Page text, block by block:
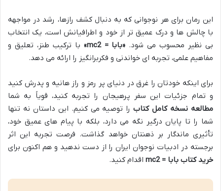
این رمان برای هر نوجوانی که به دنبال کشف رازها، رشد در مواجهه
با چالش ها و درک عمیق تر از خود و اطرافیانش است، یک انتخاب
بی نظیر محسوب می شود. «بابا = mc2»
با ترکیب طنز، تعلیق و
مفاهیم علمی، تجربه ای خواندنی و فکربرانگیز را ارائه می دهد.
برای اینکه خودتان را غرق در دنیای پر رمز و راز هانیه و پدرش کنید
و تمام جزئیات این سفر پرهیجان را تجربه کنید، قویاً به شما
مطالعه نسخه کامل کتابرا توصیه می کنیم. این داستان نه تنها
شما را تا پایان درگیر نگه می دارد، بلکه با پیام های عمیق خود،
تأثیری ماندگار بر ذهنتان خواهد گذاشت. فرصت تجربه این اثر
برجسته در ادبیات نوجوان ایران را از دست ندهید و هم اکنون برای
خرید کتاب بابا = mc2
اقدام کنید.